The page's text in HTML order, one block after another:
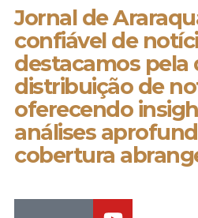
Jornal de
confiável de
destacamos pela
distribuição de
oferecendo
análises
cobertura